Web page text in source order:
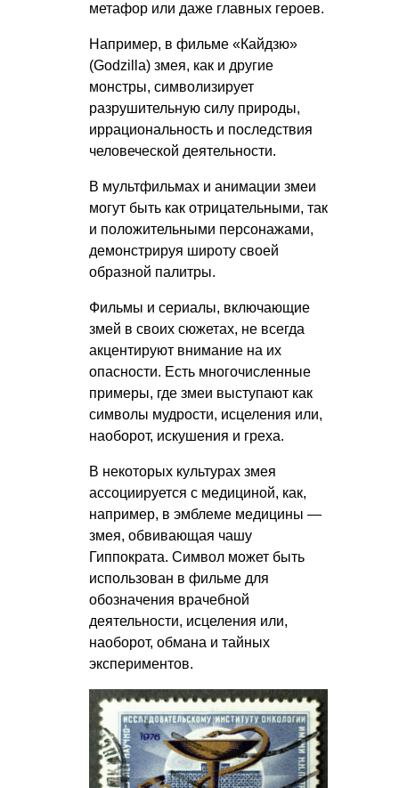
метафор или даже главных героев.
Например, в фильме «Кайдзю»
(Godzilla) змея, как и другие
монстры, символизирует
разрушительную силу природы,
иррациональность и последствия
человеческой деятельности.
В мультфильмах и анимации змеи
могут быть как отрицательными, так
и положительными персонажами,
демонстрируя широту своей
образной палитры.
Фильмы и сериалы, включающие
змей в своих сюжетах, не всегда
акцентируют внимание на их
опасности. Есть многочисленные
примеры, где змеи выступают как
символы мудрости, исцеления или,
наоборот, искушения и греха.
В некоторых культурах змея
ассоциируется с медициной, как,
например, в эмблеме медицины —
змея, обвивающая чашу
Гиппократа. Символ может быть
использован в фильме для
обозначения врачебной
деятельности, исцеления или,
наоборот, обмана и тайных
экспериментов.